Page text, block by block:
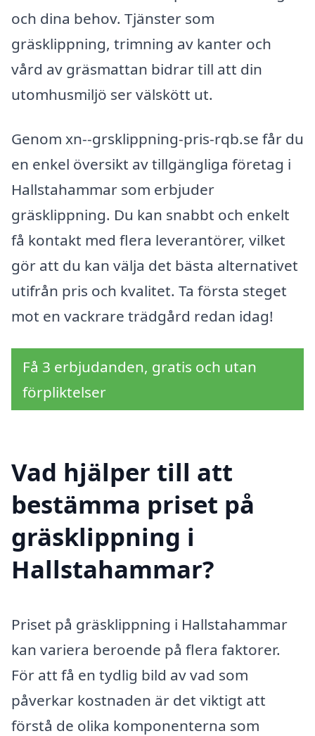
och dina behov. Tjänster som
gräsklippning, trimning av kanter och
vård av gräsmattan bidrar till att din
utomhusmiljö ser välskött ut.
Genom xn--grsklippning-pris-rqb.se får du
en enkel översikt av tillgängliga företag i
Hallstahammar som erbjuder
gräsklippning. Du kan snabbt och enkelt
få kontakt med flera leverantörer, vilket
gör att du kan välja det bästa alternativet
utifrån pris och kvalitet. Ta första steget
mot en vackrare trädgård redan idag!
Få 3 erbjudanden, gratis och utan
förpliktelser
Vad hjälper till att
bestämma priset på
gräsklippning i
Hallstahammar?
Priset på gräsklippning i Hallstahammar
kan variera beroende på flera faktorer.
För att få en tydlig bild av vad som
påverkar kostnaden är det viktigt att
förstå de olika komponenterna som